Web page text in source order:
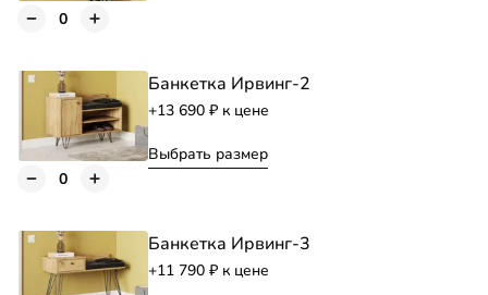
Банкетка Ирвинг-2
+13 690 к цене
Выбрать размер
Банкетка Ирвинг-3
+11 790 к цене